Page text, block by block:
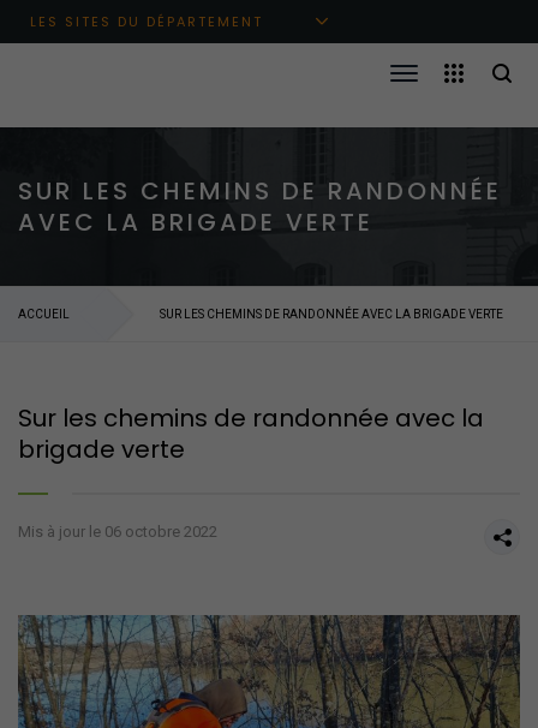
Aller au menu principal
Aller au contenu
Aller à la recherche
LES SITES DU DÉPARTEMENT
SUR LES CHEMINS DE RANDONNÉE
AVEC LA BRIGADE VERTE
ACCUEIL SUR LES CHEMINS DE RANDONNÉE AVEC LA BRIGADE VERTE
Sur les chemins de randonnée avec la
brigade verte
Mis à jour le 06 octobre 2022